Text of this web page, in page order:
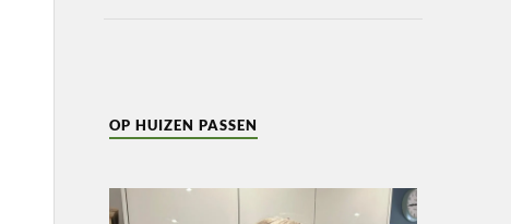
OP HUIZEN PASSEN